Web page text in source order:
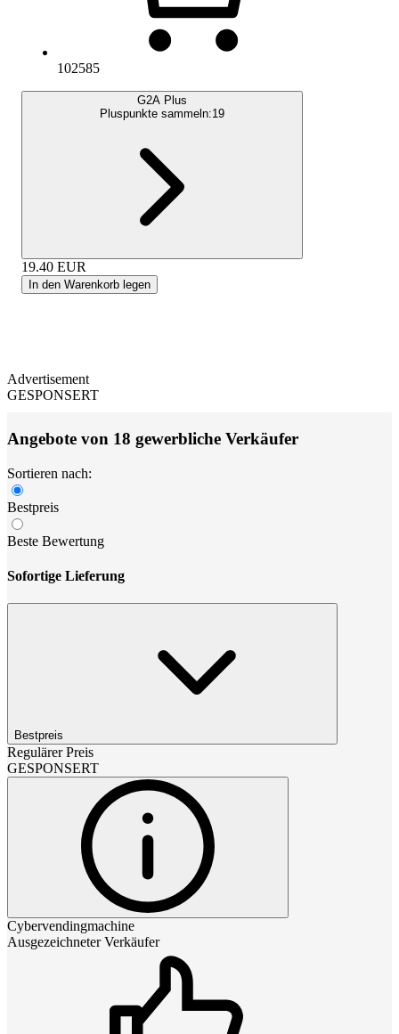
102585
G2A Plus
Pluspunkte sammeln:19
19.40 EUR
In den Warenkorb legen
Advertisement
GESPONSERT
Angebote von 18 gewerbliche Verkäufer
Sortieren nach:
Bestpreis
Beste Bewertung
Sofortige Lieferung
Bestpreis
Regulärer Preis
GESPONSERT
Cybervendingmachine
Ausgezeichneter Verkäufer